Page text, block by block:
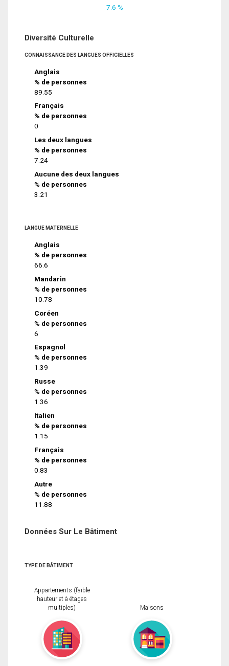
7.6 %
Diversité Culturelle
CONNAISSANCE DES LANGUES OFFICIELLES
Anglais
% de personnes
89.55
Français
% de personnes
0
Les deux langues
% de personnes
7.24
Aucune des deux langues
% de personnes
3.21
LANGUE MATERNELLE
Anglais
% de personnes
66.6
Mandarin
% de personnes
10.78
Coréen
% de personnes
6
Espagnol
% de personnes
1.39
Russe
% de personnes
1.36
Italien
% de personnes
1.15
Français
% de personnes
0.83
Autre
% de personnes
11.88
Données Sur Le Bâtiment
TYPE DE BÂTIMENT
Appartements (faible
hauteur et à étages
multiples)
Maisons